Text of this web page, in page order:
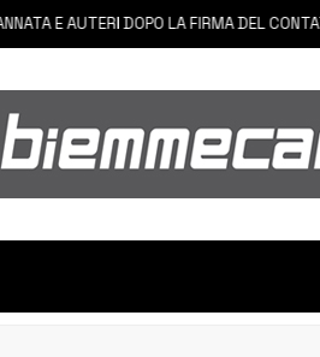
E AUTERI DOPO LA FIRMA DEL CONTATTO